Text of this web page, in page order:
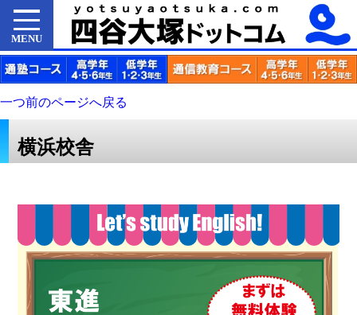
MENU
一つ前のページへ戻る
横浜校舎